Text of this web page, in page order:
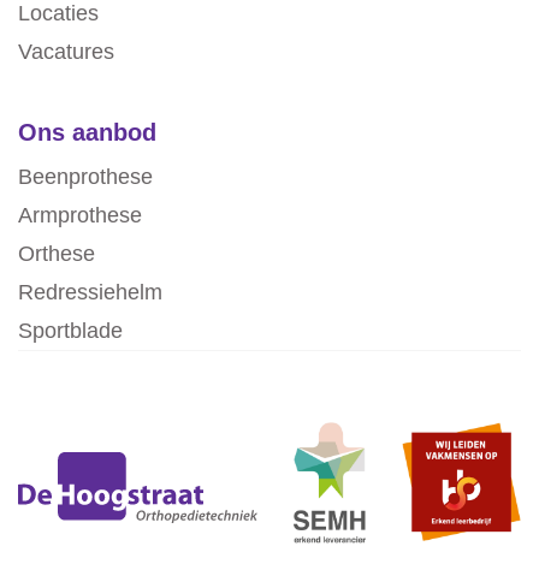
Locaties
Vacatures
Ons aanbod
Beenprothese
Armprothese
Orthese
Redressiehelm
Sportblade